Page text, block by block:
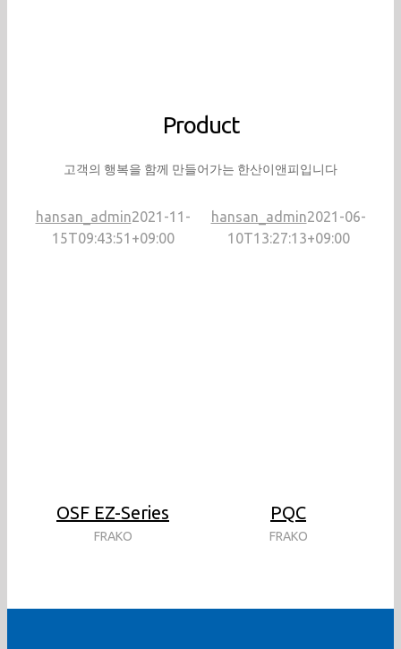
Product
고객의 행복을 함께 만들어가는 한산이앤피입니다
hansan_admin2021-11-
15T09:43:51+09:00
OSF EZ-Series
FRAKO
hansan_admin2021-06-
10T13:27:13+09:00
PQC
FRAKO